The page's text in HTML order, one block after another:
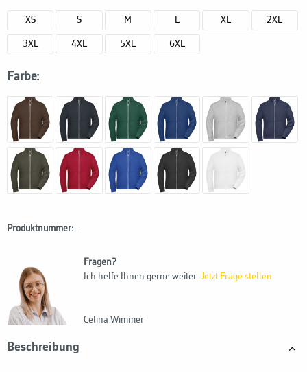
XS S M L XL 2XL
3XL 4XL 5XL 6XL
Farbe:
Produktnummer: -
Fragen?
Ich helfe Ihnen gerne weiter. Jetzt Frage stellen
Celina Wimmer
Beschreibung